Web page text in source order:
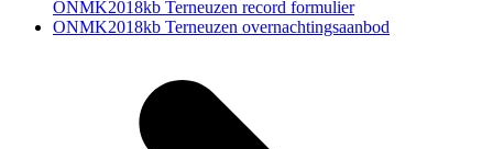
ONMK2018kb Terneuzen record formulier
next
ONMK2018kb Terneuzen overnachtingsaanbod